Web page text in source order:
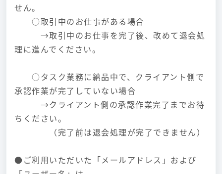
せん。
○取引中のお仕事がある場合
→取引中のお仕事を完了後、改めて退会処
理に進んでください。
○タスク業務に納品中で、クライアント側で
承認作業が完了していない場合
→クライアント側の承認作業完了までお待
ちください。
（完了前は退会処理が完了できません）
●ご利用いただいた「メールアドレス」および